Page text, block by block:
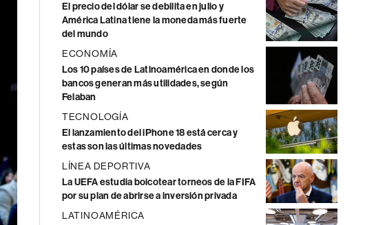
El precio del dólar se debilita en julio y
América Latina tiene la moneda más fuerte
del mundo
ECONOMÍA
Los 10 países de Latinoamérica en donde los
bancos generan más utilidades, según
Felaban
TECNOLOGÍA
El lanzamiento del iPhone 18 está cerca y
estas son las últimas novedades
LÍNEA DEPORTIVA
La UEFA estudia boicotear torneos de la FIFA
por su plan de abrirse a inversión privada
LATINOAMÉRICA